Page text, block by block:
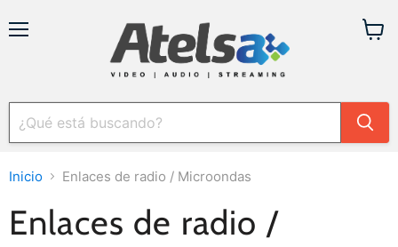
Inicio Enlaces de radio / Microondas
Enlaces de radio /